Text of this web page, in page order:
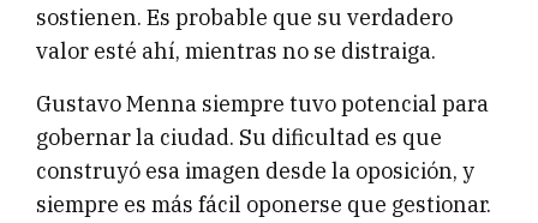
sostienen. Es probable que su verdadero
valor esté ahí, mientras no se distraiga.
Gustavo Menna siempre tuvo potencial para
gobernar la ciudad. Su dificultad es que
construyó esa imagen desde la oposición, y
siempre es más fácil oponerse que gestionar.